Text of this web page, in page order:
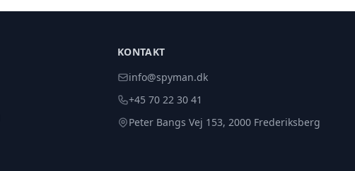
KONTAKT
info@spyman.dk
+45 70 22 30 41
Peter Bangs Vej 153, 2000 Frederiksberg